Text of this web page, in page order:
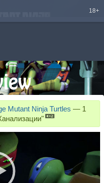
18+
Mutant Ninja Turtles — 1